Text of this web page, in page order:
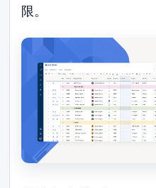
限。